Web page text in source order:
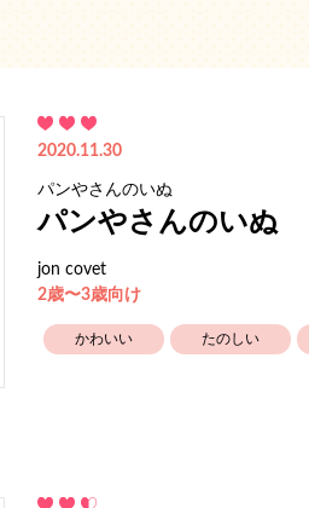
2020.11.30
パンやさんのいぬ
パンやさんのいぬ
jon covet
2歳〜3歳向け
かわいい たのしい